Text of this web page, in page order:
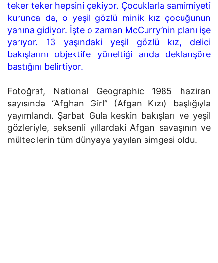
teker teker hepsini çekiyor. Çocuklarla samimiyeti
kurunca da, o yeşil gözlü minik kız çocuğunun
yanına gidiyor. İşte o zaman McCurry’nin planı işe
yarıyor. 13 yaşındaki yeşil gözlü kız, delici
bakışlarını objektife yöneltiği anda deklanşöre
bastığını belirtiyor.
Fotoğraf, National Geographic 1985 haziran
sayısında “Afghan Girl” (Afgan Kızı) başlığıyla
yayımlandı. Şarbat Gula keskin bakışları ve yeşil
gözleriyle, seksenli yıllardaki Afgan savaşının ve
mültecilerin tüm dünyaya yayılan simgesi oldu.